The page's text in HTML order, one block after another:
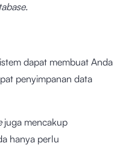
dapat membuat Anda
penyimpanan data
juga mencakup
hanya perlu